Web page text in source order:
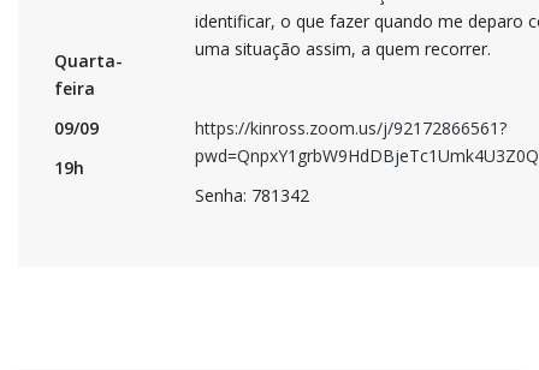
Quarta-
feira
09/09
19h
identificar, o que fazer quando me deparo
uma situação assim, a quem recorrer.
https://kinross.zoom.us/j/92172866561?
Senha: 781342